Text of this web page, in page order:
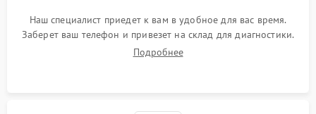
Наш специалист приедет к вам в удобное для вас время.
Заберет ваш телефон и привезет на склад для диагностики.
Подробнее